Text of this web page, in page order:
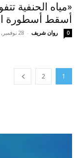
«مياه الحنفية
أسقط أسطورة
روان شريف - 28 نوفمبر, 2025 0
1
2